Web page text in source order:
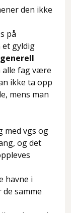
den ikke
på
gyldig
generell
alle fag være
ikke ta opp
mens man
med vgs og
og det
havne i
samme